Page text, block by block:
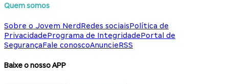
Quem somos
Sobre o Jovem NerdRedes sociaisPolítica de
PrivacidadePrograma de IntegridadePortal de
SegurançaFale conoscoAnuncieRSS
Baixe o nosso APP